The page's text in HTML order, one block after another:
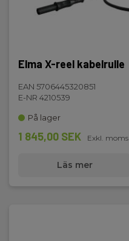
Elma X-reel kabelrulle
EAN 5706445320851
E-NR 4210539
På lager
1 845,00 SEK Exkl. moms
Läs mer